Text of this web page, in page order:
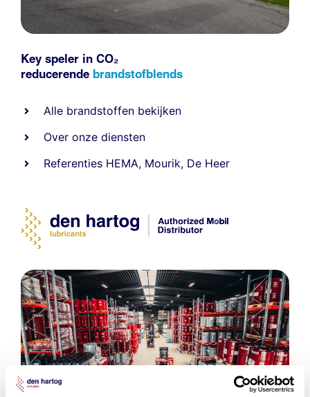
Key speler in CO₂
reducerende brandstofblends
Alle brandstoffen bekijken
Over onze diensten
Referenties HEMA, Mourik, De Heer